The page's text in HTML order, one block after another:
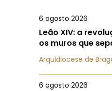
6 agosto 2026
Leão XIV: a
os muros que
Arquidiocese de
6 agosto 2026